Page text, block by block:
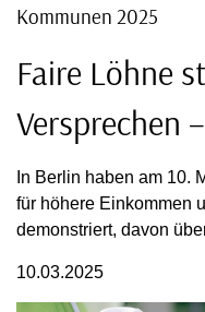
Kommunen 2025
Faire Löhne
Versprechen
In Berlin haben am 10.
für höhere Einkommen
demonstriert, davon
10.03.2025